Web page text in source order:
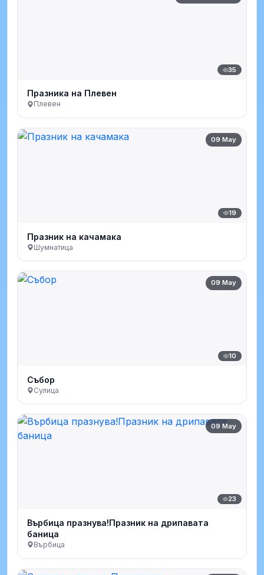
35
Празника на Плевен
Плевен
09 May
19
Празник на качамака
Шумнатица
09 May
10
Събор
Сулица
09 May
23
Върбица празнува!Празник на дрипавата
баница
Върбица